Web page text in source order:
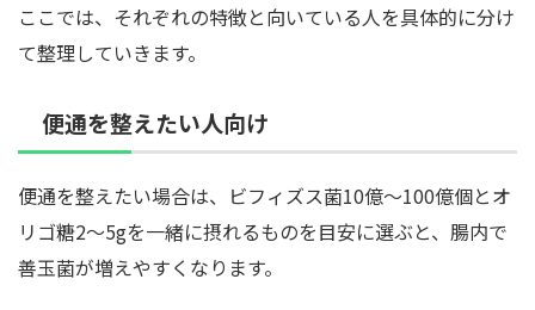
ここでは、それぞれの特徴と向いている人を具体的に分け
て整理していきます。
便通を整えたい人向け
便通を整えたい場合は、ビフィズス菌10億〜100億個とオ
リゴ糖2〜5gを一緒に摂れるものを目安に選ぶと、腸内で
善玉菌が増えやすくなります。